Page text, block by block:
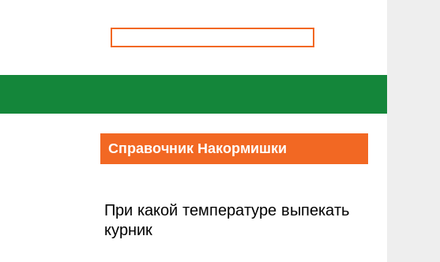
Справочник Накормишки
При какой температуре выпекать
курник